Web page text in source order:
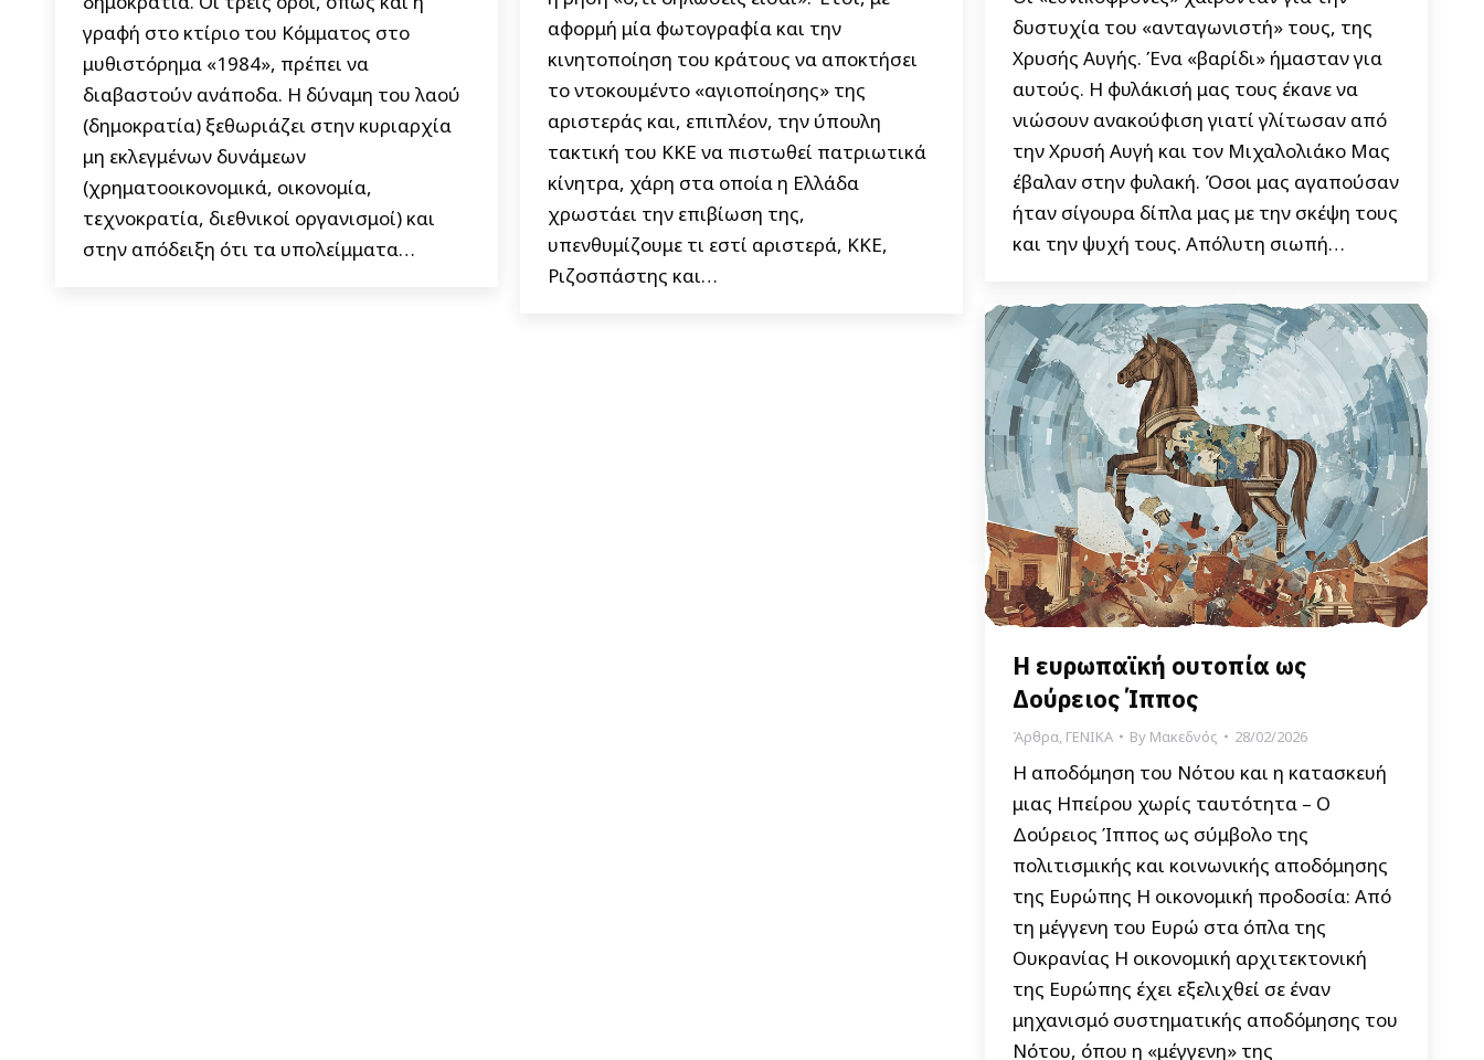
γραφή στο κτίριο του Κόμματος στο
μυθιστόρημα «1984», πρέπει να
διαβαστούν ανάποδα. Η δύναμη του λαού
(δημοκρατία) ξεθωριάζει στην κυριαρχία
μη εκλεγμένων δυνάμεων
(χρηματοοικονομικά, οικονομία,
τεχνοκρατία, διεθνικοί οργανισμοί) και
στην απόδειξη ότι τα υπολείμματα…
δυστυχία του «ανταγωνιστή» τους, της
Χρυσής Αυγής. Ένα «βαρίδι» ήμασταν για
αυτούς. Η φυλάκισή μας τους έκανε να
νιώσουν ανακούφιση γιατί γλίτωσαν από
την Χρυσή Αυγή και τον Μιχαλολιάκο Μας
έβαλαν στην φυλακή. Όσοι μας αγαπούσαν
ήταν σίγουρα δίπλα μας με την σκέψη τους
και την ψυχή τους. Απόλυτη σιωπή…
αφορμή μία φωτογραφία και την
κινητοποίηση του κράτους να αποκτήσει
το ντοκουμέντο «αγιοποίησης» της
αριστεράς και, επιπλέον, την ύπουλη
τακτική του ΚΚΕ να πιστωθεί πατριωτικά
κίνητρα, χάρη στα οποία η Ελλάδα
χρωστάει την επιβίωση της,
υπενθυμίζουμε τι εστί αριστερά, ΚΚΕ,
Ριζοσπάστης και…
Η ευρωπαϊκή ουτοπία ως
Δούρειος Ίππος
Άρθρα, ΓΕΝΙΚΑ By Μακεδνός 28/02/2026
Η αποδόμηση του Νότου και η κατασκευή
μιας Ηπείρου χωρίς ταυτότητα – Ο
Δούρειος Ίππος ως σύμβολο της
πολιτισμικής και κοινωνικής αποδόμησης
της Ευρώπης Η οικονομική προδοσία: Από
τη μέγγενη του Ευρώ στα όπλα της
Ουκρανίας Η οικονομική αρχιτεκτονική
της Ευρώπης έχει εξελιχθεί σε έναν
μηχανισμό συστηματικής αποδόμησης του
Νότου, όπου η «μέγγενη» της